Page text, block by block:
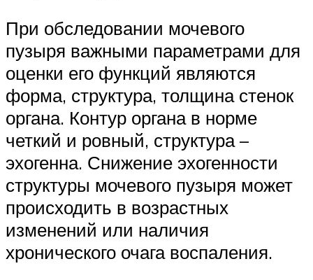
При обследовании мочевого
пузыря важными параметрами для
оценки его функций являются
форма, структура, толщина стенок
органа. Контур органа в норме
четкий и ровный, структура –
эхогенна. Снижение эхогенности
структуры мочевого пузыря может
происходить в возрастных
изменений или наличия
хронического очага воспаления.